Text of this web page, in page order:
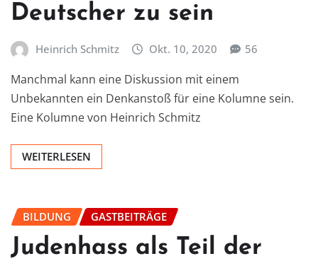
Deutscher zu sein
Heinrich Schmitz Okt. 10, 2020 56
Manchmal kann eine Diskussion mit einem
Unbekannten ein Denkanstoß für eine Kolumne sein.
Eine Kolumne von Heinrich Schmitz
WEITERLESEN
BILDUNG GASTBEITRÄGE
Judenhass als Teil der